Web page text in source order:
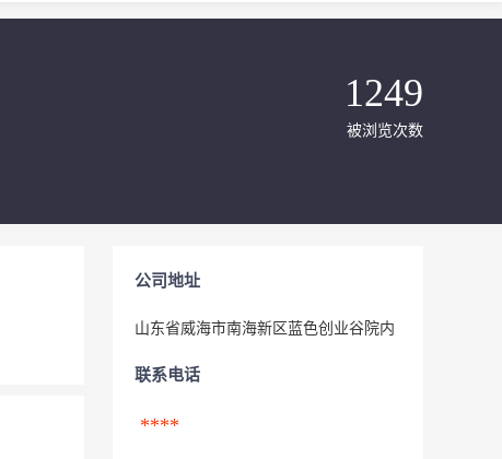
1249
被浏览次数
公司地址
山东省威海市南海新区蓝色创业谷院内
联系电话
****